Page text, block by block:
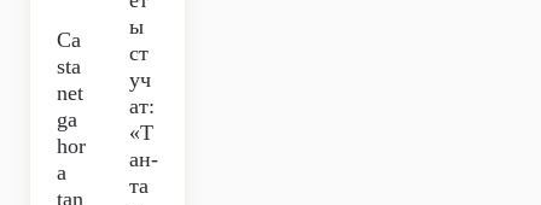
Ca
sta
net
ga
hor
a
tan
ы
ст
уч
ат:
«Т
ан-
та